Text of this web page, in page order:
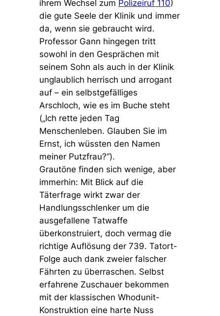
ihrem Wechsel zum Polizeiruf 110)
die gute Seele der Klinik und immer
da, wenn sie gebraucht wird.
Professor Gann hingegen tritt
sowohl in den Gesprächen mit
seinem Sohn als auch in der Klinik
unglaublich herrisch und arrogant
auf – ein selbstgefälliges
Arschloch, wie es im Buche steht
(„Ich rette jeden Tag
Menschenleben. Glauben Sie im
Ernst, ich wüssten den Namen
meiner Putzfrau?“).
Grautöne finden sich wenige, aber
immerhin: Mit Blick auf die
Täterfrage wirkt zwar der
Handlungsschlenker um die
ausgefallene Tatwaffe
überkonstruiert, doch vermag die
richtige Auflösung der 739. Tatort-
Folge auch dank zweier falscher
Fährten zu überraschen. Selbst
erfahrene Zuschauer bekommen
mit der klassischen Whodunit-
Konstruktion eine harte Nuss